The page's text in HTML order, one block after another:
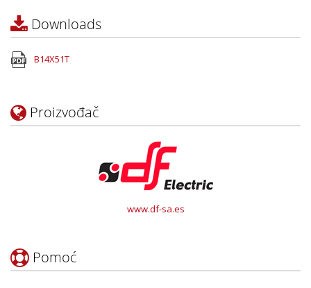
Downloads
B14X51T
Proizvođač
www.df-sa.es
Pomoć